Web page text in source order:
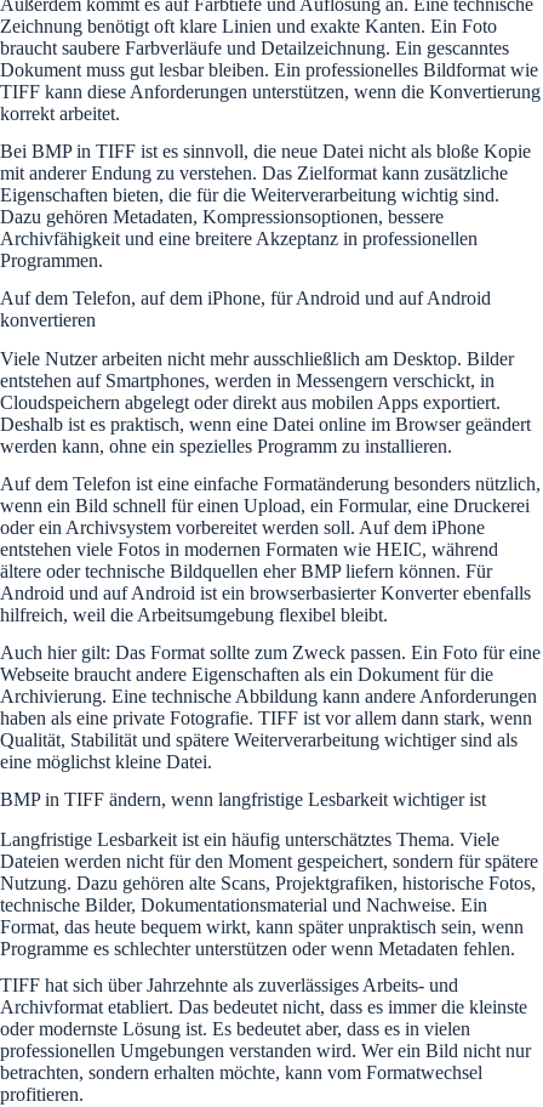
Außerdem kommt es auf Farbtiefe und Auflösung an. Eine technische
Zeichnung benötigt oft klare Linien und exakte Kanten. Ein Foto
braucht saubere Farbverläufe und Detailzeichnung. Ein gescanntes
Dokument muss gut lesbar bleiben. Ein professionelles Bildformat wie
TIFF kann diese Anforderungen unterstützen, wenn die Konvertierung
korrekt arbeitet.
Bei BMP in TIFF ist es sinnvoll, die neue Datei nicht als bloße Kopie
mit anderer Endung zu verstehen. Das Zielformat kann zusätzliche
Eigenschaften bieten, die für die Weiterverarbeitung wichtig sind.
Dazu gehören Metadaten, Kompressionsoptionen, bessere
Archivfähigkeit und eine breitere Akzeptanz in professionellen
Programmen.
Auf dem Telefon, auf dem iPhone, für Android und auf Android
konvertieren
Viele Nutzer arbeiten nicht mehr ausschließlich am Desktop. Bilder
entstehen auf Smartphones, werden in Messengern verschickt, in
Cloudspeichern abgelegt oder direkt aus mobilen Apps exportiert.
Deshalb ist es praktisch, wenn eine Datei online im Browser geändert
werden kann, ohne ein spezielles Programm zu installieren.
Auf dem Telefon ist eine einfache Formatänderung besonders nützlich,
wenn ein Bild schnell für einen Upload, ein Formular, eine Druckerei
oder ein Archivsystem vorbereitet werden soll. Auf dem iPhone
entstehen viele Fotos in modernen Formaten wie HEIC, während
ältere oder technische Bildquellen eher BMP liefern können. Für
Android und auf Android ist ein browserbasierter Konverter ebenfalls
hilfreich, weil die Arbeitsumgebung flexibel bleibt.
Auch hier gilt: Das Format sollte zum Zweck passen. Ein Foto für eine
Webseite braucht andere Eigenschaften als ein Dokument für die
Archivierung. Eine technische Abbildung kann andere Anforderungen
haben als eine private Fotografie. TIFF ist vor allem dann stark, wenn
Qualität, Stabilität und spätere Weiterverarbeitung wichtiger sind als
eine möglichst kleine Datei.
BMP in TIFF ändern, wenn langfristige Lesbarkeit wichtiger ist
Langfristige Lesbarkeit ist ein häufig unterschätztes Thema. Viele
Dateien werden nicht für den Moment gespeichert, sondern für spätere
Nutzung. Dazu gehören alte Scans, Projektgrafiken, historische Fotos,
technische Bilder, Dokumentationsmaterial und Nachweise. Ein
Format, das heute bequem wirkt, kann später unpraktisch sein, wenn
Programme es schlechter unterstützen oder wenn Metadaten fehlen.
TIFF hat sich über Jahrzehnte als zuverlässiges Arbeits- und
Archivformat etabliert. Das bedeutet nicht, dass es immer die kleinste
oder modernste Lösung ist. Es bedeutet aber, dass es in vielen
professionellen Umgebungen verstanden wird. Wer ein Bild nicht nur
betrachten, sondern erhalten möchte, kann vom Formatwechsel
profitieren.